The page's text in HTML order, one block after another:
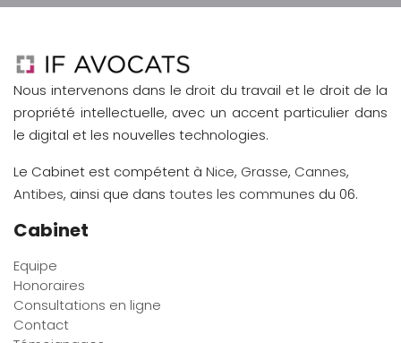
Nous intervenons dans le droit du travail et le droit de la
propriété intellectuelle, avec un accent particulier dans
le digital et les nouvelles technologies.
Le Cabinet est compétent à Nice, Grasse, Cannes,
Antibes, ainsi que dans toutes les communes du 06.
Cabinet
Equipe
Honoraires
Consultations en ligne
Contact